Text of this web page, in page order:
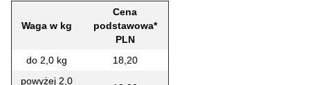
Waga w kg
Cena
podstawowa*
PLN
do 2,0 kg
18,20
powyżej 2,0